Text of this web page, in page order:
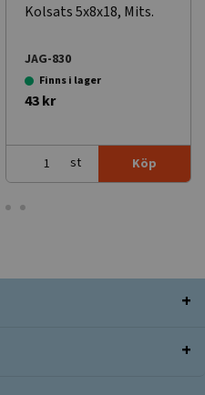
Kolsats 5x8x18, Mits.
JAG-830
Finns i lager
43 kr
st Köp